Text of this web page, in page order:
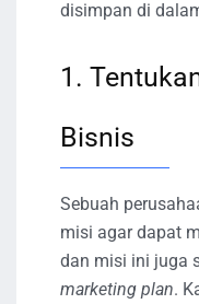
disimpan di
1.
Bisnis
Sebuah
misi agar dapat
dan misi ini juga
marketing plan.